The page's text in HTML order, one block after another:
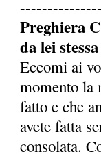
Preghiera
da lei
Eccomi ai
momento la
fatto e che
avete fatta
consolata.